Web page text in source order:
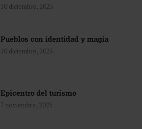
10 diciembre, 2025
Pueblos con identidad y magia
10 diciembre, 2025
Epicentro del turismo
7 noviembre, 2025